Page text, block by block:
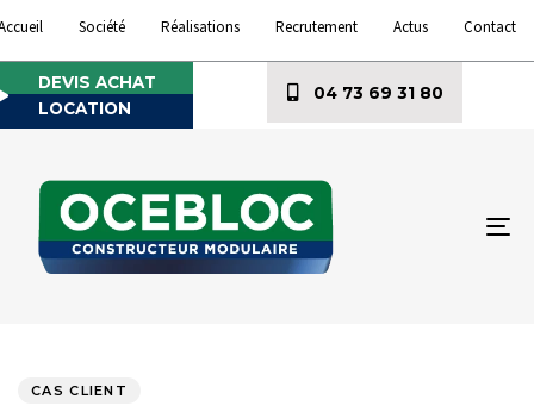
Société Réalisations Recrutement Actus Contact
DEVIS ACHAT
LOCATION
04 73 69 31 80
CAS CLIENT